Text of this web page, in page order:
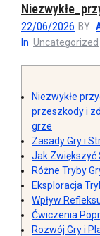
22/06/2026 BY
In Uncategorized
Niezwykłe
przeszkody i
grze
Zasady Gry i
Jak Zwiększyć
Różne Tryby
Eksploracja
Wpływ
Ćwiczenia
Rozwój Gry i